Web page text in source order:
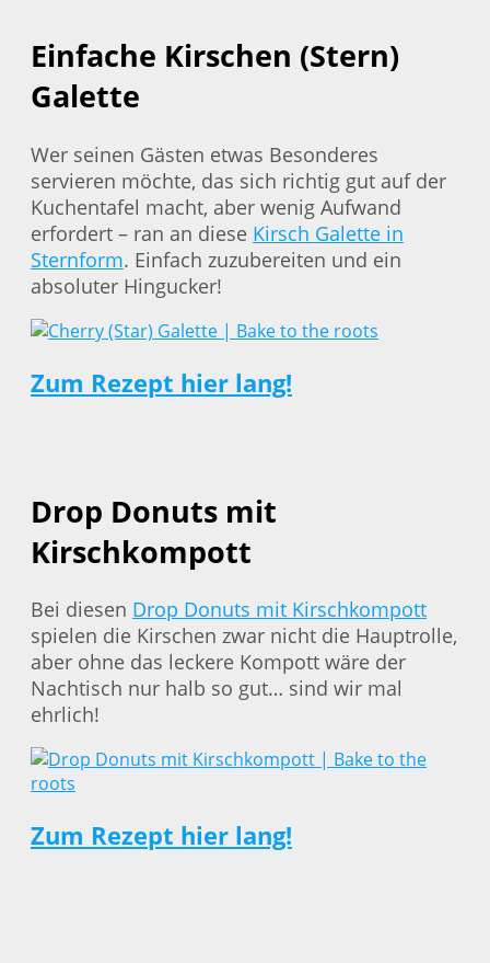
Einfache Kirschen (Stern)
Galette
Wer seinen Gästen etwas Besonderes
servieren möchte, das sich richtig gut auf der
Kuchentafel macht, aber wenig Aufwand
erfordert – ran an diese Kirsch Galette in
Sternform. Einfach zuzubereiten und ein
absoluter Hingucker!
Zum Rezept hier lang!
Drop Donuts mit
Kirschkompott
Bei diesen Drop Donuts mit Kirschkompott
spielen die Kirschen zwar nicht die Hauptrolle,
aber ohne das leckere Kompott wäre der
Nachtisch nur halb so gut… sind wir mal
ehrlich!
Zum Rezept hier lang!